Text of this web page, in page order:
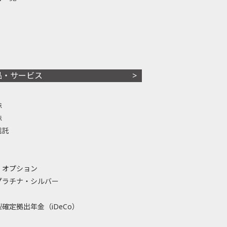
サービス
託
プション
ラチナ・シルバー
定拠出年金（iDeCo）